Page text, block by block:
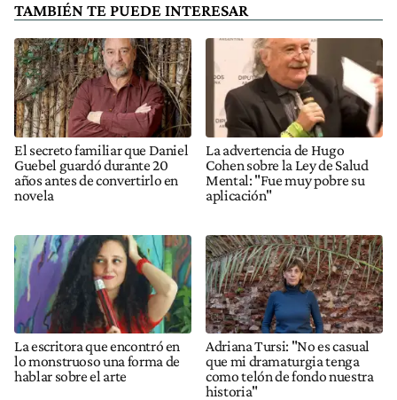
TAMBIÉN TE PUEDE INTERESAR
El secreto familiar que Daniel
Guebel guardó durante 20
años antes de convertirlo en
novela
La advertencia de Hugo
Cohen sobre la Ley de Salud
Mental: "Fue muy pobre su
aplicación"
La escritora que encontró en
lo monstruoso una forma de
hablar sobre el arte
Adriana Tursi: "No es casual
que mi dramaturgia tenga
como telón de fondo nuestra
historia"